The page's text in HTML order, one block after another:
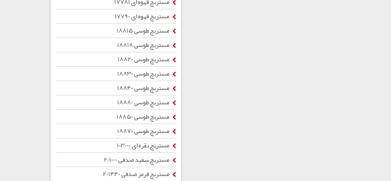
مستربچ قهوه ای 17790
مستربچ طوسی 18815
مستربچ طوسی 18818
مستربچ طوسی 18820
مستربچ طوسی 18830
مستربچ طوسی 18840
مستربچ طوسی 18880
مستربچ طوسی 18850
مستربچ طوسی 18870
مستربچ نقره ای 103000
مستربچ سفید صدفی 201000
مستربچ قرمز صدفی 201440